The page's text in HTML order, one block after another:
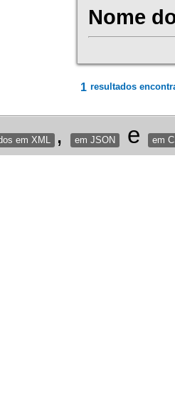
Nome
1 resultados
em XML , em JSON e em